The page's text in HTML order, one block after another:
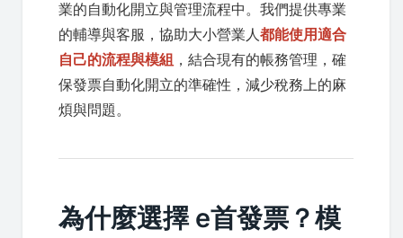
業的自動化開立與管理流程中。我們提供專業
的輔導與客服，協助大小營業人都能使用適合
自己的流程與模組 ，結合現有的帳務管理，確
保發票自動化開立的準確性，減少稅務上的麻
煩與問題。
為什麼選擇 e首發票？模